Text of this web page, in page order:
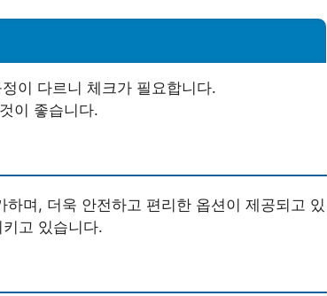
이 다르니 체크가 필요합니다.
이 좋습니다.
며, 더욱 안전하고 편리한 옵션이 제공되고 있
고 있습니다.